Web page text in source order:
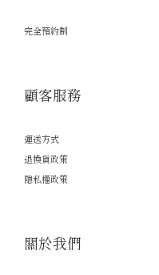
完全預約制
顧客服務
運送方式
退換貨政策
隱私權政策
關於我們